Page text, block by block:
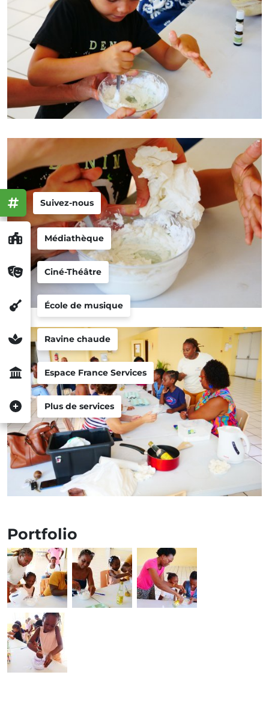
Médiathèque
Ciné-Théâtre
École de musique
Ravine chaude
Espace France Services
Plus de services
Suivez-nous
Portfolio